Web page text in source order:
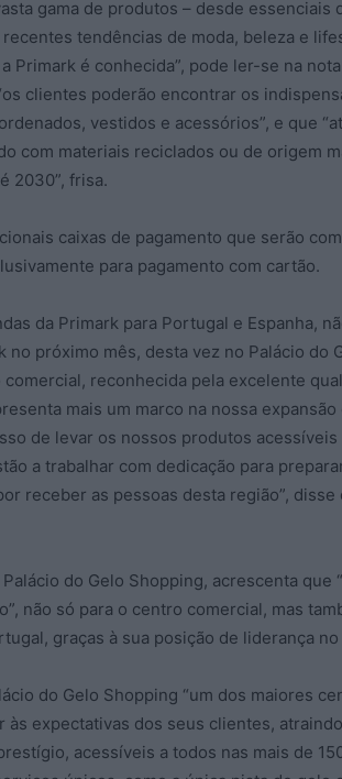
gama de produtos – desde essenciais
tendências de moda, beleza e
Primark é conhecida”, pode ler-se na
clientes poderão encontrar os
vestidos e acessórios”, e que
com materiais reciclados ou de origem
2030”, frisa.
caixas de pagamento que serão
para pagamento com cartão.
da Primark para Portugal e Espanha,
no próximo mês, desta vez no Palácio do
reconhecida pela excelente
mais um marco na nossa
de levar os nossos produtos acessíveis
a trabalhar com dedicação para
receber as pessoas desta região”, disse
do Gelo Shopping, acrescenta que
não só para o centro comercial, mas
graças à sua posição de liderança
do Gelo Shopping “um dos maiores
expectativas dos seus clientes,
acessíveis a todos nas mais de